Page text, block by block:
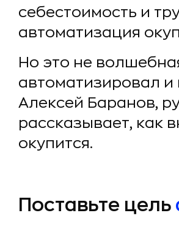
себестоимость и
автоматизация
Но это не
автоматизировал и
Алексей Баранов,
рассказывает, как
окупится.
Поставьте цель